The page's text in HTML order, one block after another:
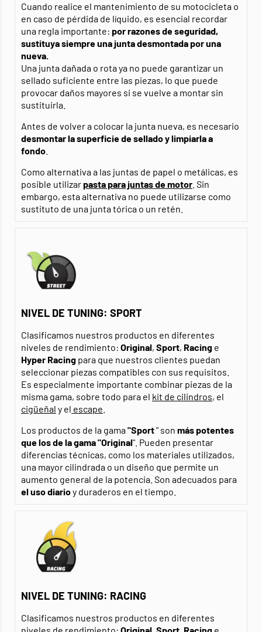
Cuando realice el mantenimiento de su motocicleta o
en caso de pérdida de líquido, es esencial recordar
una regla importante: por razones de seguridad,
sustituya siempre una junta desmontada por una
nueva.
Una junta dañada o rota ya no puede garantizar un
sellado suficiente entre las piezas, lo que puede
provocar daños mayores si se vuelve a montar sin
sustituirla.
Antes de volver a colocar la junta nueva, es necesario
desmontar la superficie de sellado y limpiarla a
fondo
Como alternativa a las juntas de papel o metálicas, es
posible utilizarpasta para juntas de motor . Sin
embargo, esta alternativa no puede utilizarse como
sustituto de una junta tórica o un retén.
NIVEL DE TUNING: SPORT
Clasificamos nuestros productos en diferentes
niveles de rendimiento: Original, Sport, Racing e
Hyper Racing para que nuestros clientes puedan
seleccionar piezas compatibles con sus requisitos.
Es especialmente importante combinar piezas de la
misma gama, sobre todo para el kit de cilindros, el
cigüeñal y el escape
Los productos de la gama"Sport" son más potentes
que los de la gama "Original". Pueden presentar
diferencias técnicas, como los materiales utilizados,
una mayor cilindrada o un diseño que permite un
aumento general de la potencia. Son adecuados para
el uso diarioy duraderos en el tiempo.
NIVEL DE TUNING: RACING
Clasificamos nuestros productos en diferentes